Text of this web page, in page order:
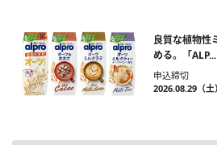
良質な植物性
める。「ALP...
申込締切
2026.08.29（